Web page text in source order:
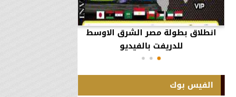
انطلاق بطولة مصر الشرق الاوسط
للدريفت بالفيديو
الفيس بوك